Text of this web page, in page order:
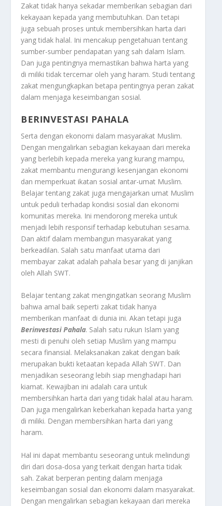
Zakat tidak hanya sekadar memberikan sebagian dari
kekayaan kepada yang membutuhkan. Dan tetapi
juga sebuah proses untuk membersihkan harta dari
yang tidak halal. Ini mencakup pengetahuan tentang
sumber-sumber pendapatan yang sah dalam Islam.
Dan juga pentingnya memastikan bahwa harta yang
di miliki tidak tercemar oleh yang haram. Studi tentang
zakat mengungkapkan betapa pentingnya peran zakat
dalam menjaga keseimbangan sosial.
BERINVESTASI PAHALA
Serta dengan ekonomi dalam masyarakat Muslim.
Dengan mengalirkan sebagian kekayaan dari mereka
yang berlebih kepada mereka yang kurang mampu,
zakat membantu mengurangi kesenjangan ekonomi
dan memperkuat ikatan sosial antar-umat Muslim.
Belajar tentang zakat juga mengajarkan umat Muslim
untuk peduli terhadap kondisi sosial dan ekonomi
komunitas mereka. Ini mendorong mereka untuk
menjadi lebih responsif terhadap kebutuhan sesama.
Dan aktif dalam membangun masyarakat yang
berkeadilan. Salah satu manfaat utama dari
membayar zakat adalah pahala besar yang di janjikan
oleh Allah SWT.
Belajar tentang zakat mengingatkan seorang Muslim
bahwa amal baik seperti zakat tidak hanya
memberikan manfaat di dunia ini. Akan tetapi juga
Berinvestasi Pahala. Salah satu rukun Islam yang
mesti di penuhi oleh setiap Muslim yang mampu
secara finansial. Melaksanakan zakat dengan baik
merupakan bukti ketaatan kepada Allah SWT. Dan
menjadikan seseorang lebih siap menghadapi hari
kiamat. Kewajiban ini adalah cara untuk
membersihkan harta dari yang tidak halal atau haram.
Dan juga mengalirkan keberkahan kepada harta yang
di miliki. Dengan membersihkan harta dari yang
haram.
Hal ini dapat membantu seseorang untuk melindungi
diri dari dosa-dosa yang terkait dengan harta tidak
sah. Zakat berperan penting dalam menjaga
keseimbangan sosial dan ekonomi dalam masyarakat.
Dengan mengalirkan sebagian kekayaan dari mereka